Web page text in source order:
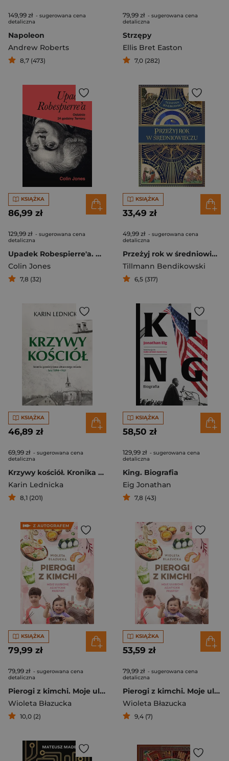
149,99 zł - sugerowana cena
detaliczna
Napoleon
Andrew Roberts
8,7 (473)
79,99 zł - sugerowana cena
detaliczna
Strzępy
Ellis Bret Easton
7,0 (282)
KSIĄŻKA
86,99 zł
129,99 zł - sugerowana cena
detaliczna
Upadek Robespierre'a. Ostatnie 24 godziny terroru
Colin Jones
7,8 (32)
KSIĄŻKA
33,49 zł
49,99 zł - sugerowana cena
detaliczna
Przeżyj rok w średniowieczu
Tillmann Bendikowski
6,5 (317)
KSIĄŻKA
46,89 zł
69,99 zł - sugerowana cena
detaliczna
Krzywy kościół. Kronika powieściowa utraconego miasta: lata 1894–1921
Karin Lednicka
8,1 (201)
KSIĄŻKA
58,50 zł
129,99 zł - sugerowana cena
detaliczna
King. Biografia
Eig Jonathan
7,8 (43)
KSIĄŻKA
79,99 zł
79,99 zł - sugerowana cena
detaliczna
Pierogi z kimchi. Moje ulubione azjatyckie przepisy - książka z autografem
Wioleta Błazucka
10,0 (2)
KSIĄŻKA
53,59 zł
79,99 zł - sugerowana cena
detaliczna
Pierogi z kimchi. Moje ulubione azjatyckie przepisy
Wioleta Błazucka
9,4 (7)